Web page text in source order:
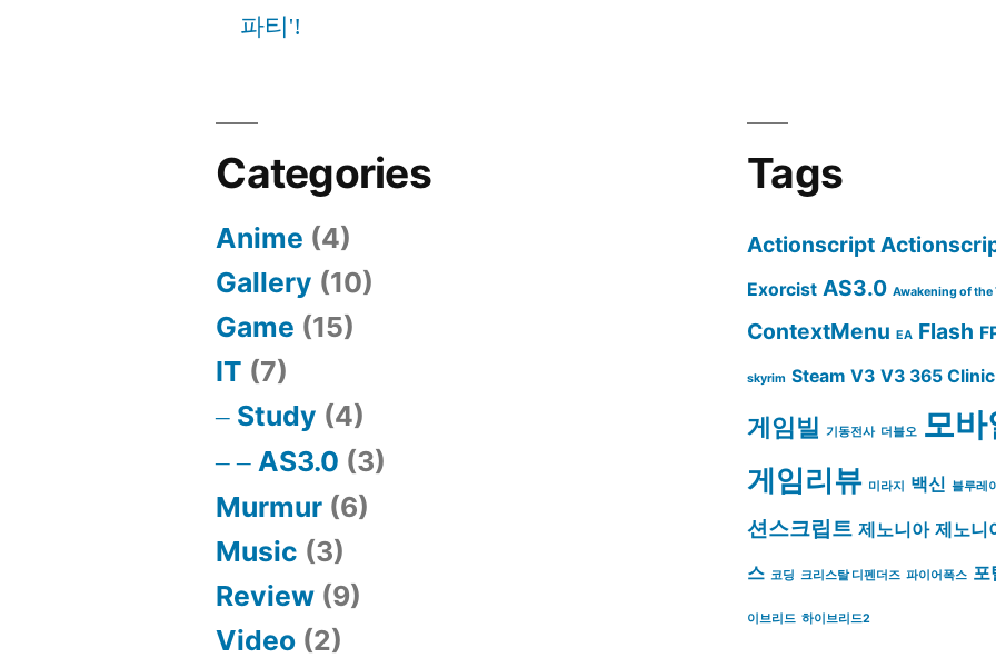
파티'!
Categories
Anime (4)
Gallery (10)
Game (15)
IT (7)
Study (4)
AS3.0 (3)
Murmur (6)
Music (3)
Review (9)
Video (2)
Tags
Actionscript
Exorcist AS3.0 Awakening of the
ContextMenu EA Flash
skyrim Steam V3 V3 365 Clinic
게임빌 기동전사 더블오 모
게임리뷰 미라지 백신 블루레
션스크립트 제노니아 제노니
스 코딩 크리스탈 디펜더즈 파이어폭스 포
이브리드 하이브리드2